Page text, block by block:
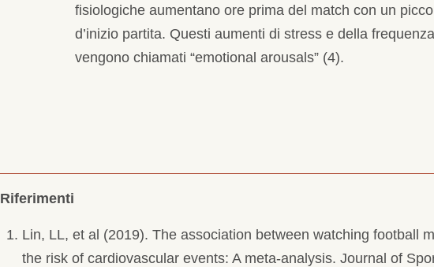
fisiologiche aumentano ore prima del match con un
d’inizio partita. Questi aumenti di stress e della
vengono chiamati “emotional arousals” (4).
Riferimenti
Lin, LL, et al (2019). The association between watching football
the risk of cardiovascular events: A meta-analysis. Journal of